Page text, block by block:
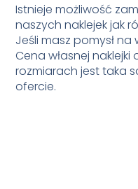
Istnieje możliwość
naszych naklejek jak
Jeśli masz pomysł na
Cena własnej
rozmiarach jest taka
ofercie.